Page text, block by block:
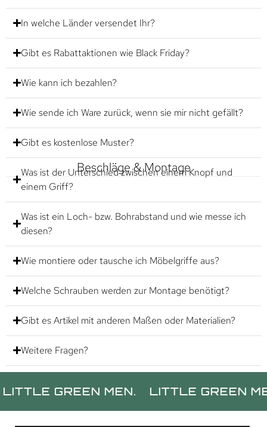
In welche Länder versendet Ihr?
Gibt es Rabattaktionen wie Black Friday?
Wie kann ich bezahlen?
Wie sende ich Ware zurück, wenn sie mir nicht gefällt?
Gibt es kostenlose Muster?
Beschläge & Montage
Was ist der Unterschied zwischen einem Knopf und
einem Griff?
Was ist ein Loch- bzw. Bohrabstand und wie messe ich
diesen?
Wie montiere oder tausche ich Möbelgriffe aus?
Welche Schrauben werden zur Montage benötigt?
Gibt es Artikel mit anderen Maßen oder Materialien?
Weitere Fragen?
GREEN MEN. LITTLE GREEN MEN.